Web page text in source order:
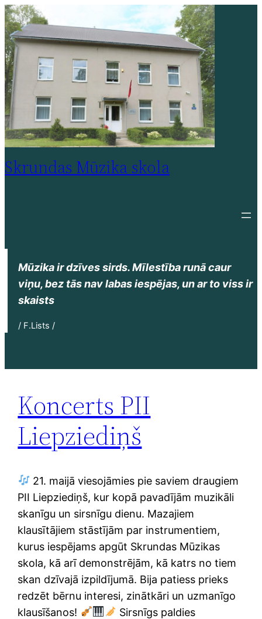
Pāriet
uz
saturu
Skrundas Mūzika skola
Mūzika ir dzīves sirds. Mīlestība runā caur
viņu, bez tās nav labas iespējas, un ar to viss ir
skaists
/ F.Lists /
Koncerts PII
Liepziediņš
21. maijā viesojāmies pie saviem draugiem
PII Liepziediņš, kur kopā pavadījām muzikāli
skanīgu un sirsnīgu dienu. Mazajiem
klausītājiem stāstījām par instrumentiem,
kurus iespējams apgūt Skrundas Mūzikas
skola, kā arī demonstrējām, kā katrs no tiem
skan dzīvajā izpildījumā. Bija patiess prieks
redzēt bērnu interesi, zinātkāri un uzmanīgo
klausīšanos!
Sirsnīgs paldies